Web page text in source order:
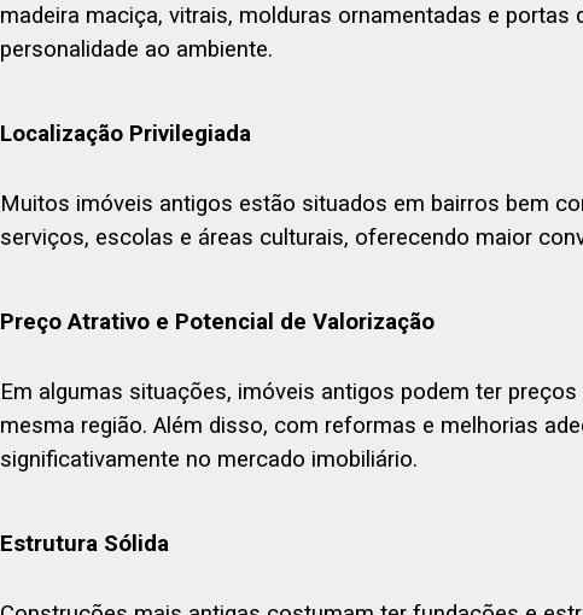
madeira maciça, vitrais, molduras ornamentadas e portas
personalidade ao ambiente.
Localização Privilegiada
Muitos imóveis antigos estão situados em bairros bem
serviços, escolas e áreas culturais, oferecendo maior
Preço Atrativo e Potencial de Valorização
Em algumas situações, imóveis antigos podem ter
mesma região. Além disso, com reformas e melhorias
significativamente no mercado imobiliário.
Estrutura Sólida